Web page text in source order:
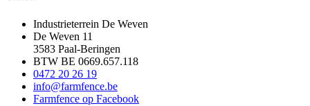
Industrieterrein De Weven
De Weven 11
3583 Paal-Beringen
BTW BE 0669.657.118
0472 20 26 19
info@farmfence.be
Farmfence op Facebook